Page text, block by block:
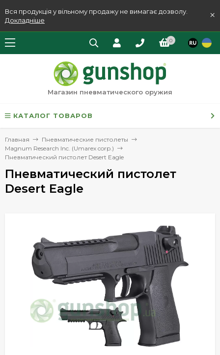
Вся продукція у вільному продажу не вимагає дозволу.
Докладніше
×
0
Магазин пневматического оружия
КАТАЛОГ ТОВАРОВ
Главная
Пневматические пистолеты
Magnum Research Inc. (Umarex corp.)
Пневматический пистолет Desert Eagle
Пневматический пистолет
Desert Eagle